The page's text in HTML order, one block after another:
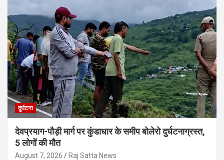
दुर्घटना
देवप्रयाग-पौड़ी मार्ग पर कुंडाधार के समीप बोलेरो दुर्घटनाग्रस्त,
5 लोगों की मौत
August 7, 2026 Raj Satta News